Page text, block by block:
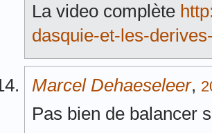
La video complète
dasquie-et-les-
Marcel Dehaeseleer,
Pas bien de balancer